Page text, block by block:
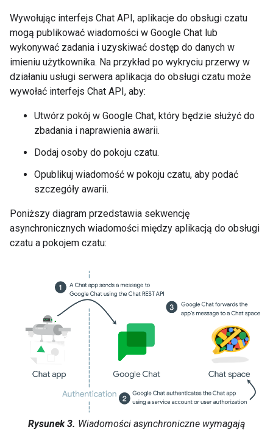
Wywołując interfejs Chat API, aplikacje do obsługi czatu
mogą publikować wiadomości w Google Chat lub
wykonywać zadania i uzyskiwać dostęp do danych w
imieniu użytkownika. Na przykład po wykryciu przerwy w
działaniu usługi serwera aplikacja do obsługi czatu może
wywołać interfejs Chat API, aby:
Utwórz pokój w Google Chat, który będzie służyć do
zbadania i naprawienia awarii.
Dodaj osoby do pokoju czatu.
Opublikuj wiadomość w pokoju czatu, aby podać
szczegóły awarii.
Poniższy diagram przedstawia sekwencję
asynchronicznych wiadomości między aplikacją do obsługi
czatu a pokojem czatu:
Rysunek 3. Wiadomości asynchroniczne wymagają